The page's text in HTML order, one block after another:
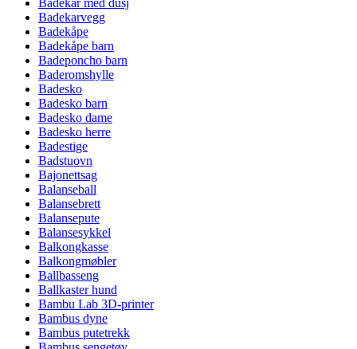
Badekar med dusj
Badekarvegg
Badekåpe
Badekåpe barn
Badeponcho barn
Baderomshylle
Badesko
Badesko barn
Badesko dame
Badesko herre
Badestige
Badstuovn
Bajonettsag
Balanseball
Balansebrett
Balansepute
Balansesykkel
Balkongkasse
Balkongmøbler
Ballbasseng
Ballkaster hund
Bambu Lab 3D-printer
Bambus dyne
Bambus putetrekk